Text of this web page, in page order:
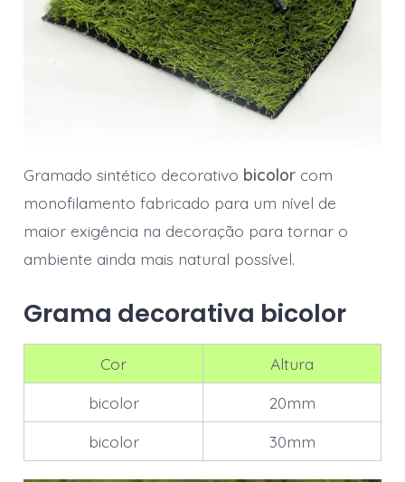
Gramado sintético decorativo bicolorcom
monofilamento fabricado para um nível de
maior exigência na decoração para tornar o
ambiente ainda mais natural possível.
Grama decorativa bicolor
Cor
Altura
bicolor
20mm
bicolor
30mm